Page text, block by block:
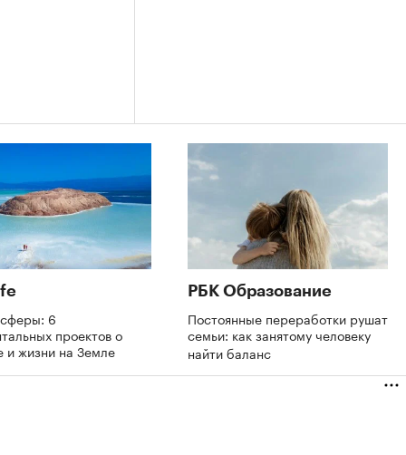
6
проектов о
и жизни на Земле
РБК Образование
Постоянные переработки рушат
семьи: как занятому человеку
найти баланс